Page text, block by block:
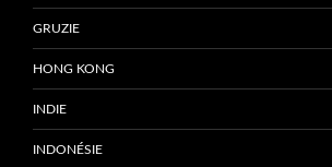
GRUZIE
HONG KONG
INDIE
INDONÉSIE